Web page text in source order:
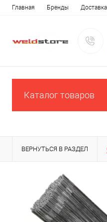
Главная Бренды Доставка
Каталог товаров
ВЕРНУТЬСЯ В РАЗДЕЛ